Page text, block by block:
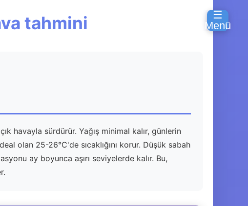
☰
Menü
tahmini
havayla sürdürür. Yağış minimal kalır, günlerin
olan 25-26°C'de sıcaklığını korur. Düşük sabah
ay boyunca aşırı seviyelerde kalır. Bu,